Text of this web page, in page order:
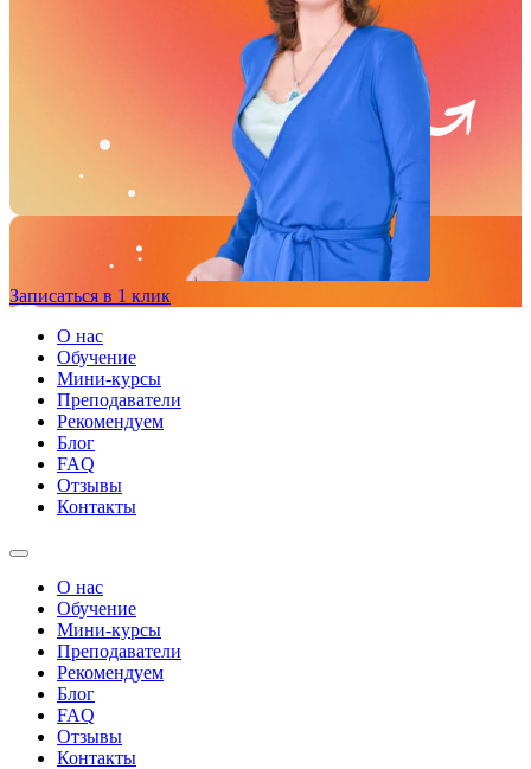
Записаться в 1 клик
О нас
Обучение
Мини-курсы
Преподаватели
Рекомендуем
Блог
FAQ
Отзывы
Контакты
О нас
Обучение
Мини-курсы
Преподаватели
Рекомендуем
Блог
FAQ
Отзывы
Контакты